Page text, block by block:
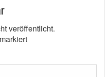
veröffentlicht.
markiert